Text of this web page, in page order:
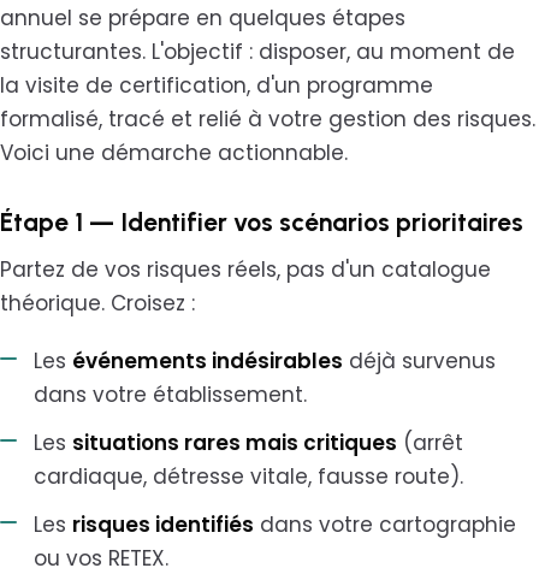
annuel se prépare en quelques étapes
structurantes. L'objectif : disposer, au moment de
la visite de certification, d'un programme
formalisé, tracé et relié à votre gestion des risques.
Voici une démarche actionnable.
Étape 1 — Identifier vos scénarios prioritaires
Partez de vos risques réels, pas d'un catalogue
théorique. Croisez :
Les événements indésirables déjà survenus
dans votre établissement.
Les situations rares mais critiques (arrêt
cardiaque, détresse vitale, fausse route).
Les risques identifiés dans votre cartographie
ou vos RETEX.